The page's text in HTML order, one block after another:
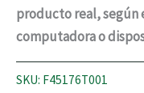
producto real, según
computadora o
SKU: F45176T001